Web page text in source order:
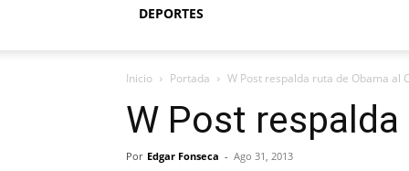
DEPORTES
Inicio Portada W Post respalda ruta de Obama al
W Post
Por Edgar Fonseca - Ago 31, 2013